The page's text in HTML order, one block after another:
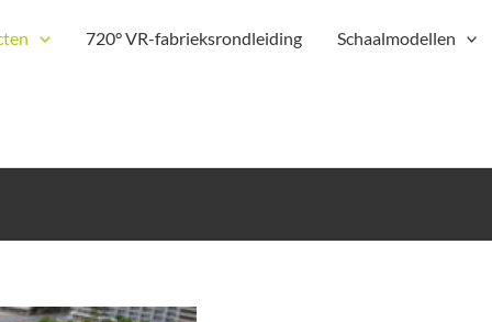
720° VR-fabrieksrondleiding Schaalmodellen